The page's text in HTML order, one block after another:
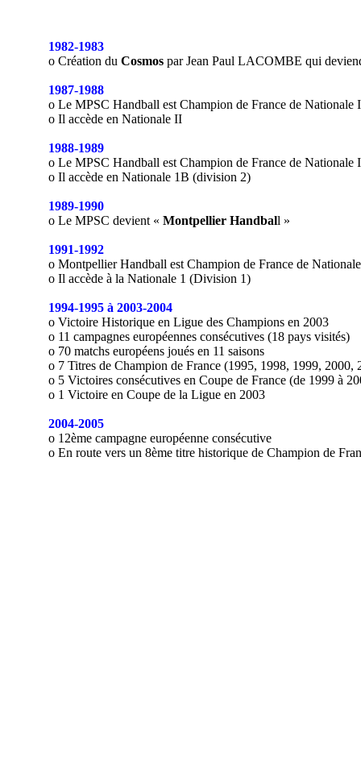
1982-1983
o Création du Cosmospar Jean Paul LACOMBE qui
1987-1988
o Le MPSC Handball est Champion de France de Nationale
o Il accède en Nationale II
1988-1989
o Le MPSC Handball est Champion de France de Nationale
o Il accède en Nationale 1B (division 2)
1989-1990
o Le MPSC devient « Montpellier Handball »
1991-1992
o Montpellier Handball est Champion de France de
o Il accède à la Nationale 1 (Division 1)
1994-1995 à 2003-2004
o Victoire Historique en Ligue des Champions en 2003
o 11 campagnes européennes consécutives (18 pays visités)
o 70 matchs européens joués en 11 saisons
o 7 Titres de Champion de France (1995, 1998, 1999, 2000,
o 5 Victoires consécutives en Coupe de France (de 1999 à
o 1 Victoire en Coupe de la Ligue en 2003
2004-2005
o 12ème campagne européenne consécutive
o En route vers un 8ème titre historique de Champion de